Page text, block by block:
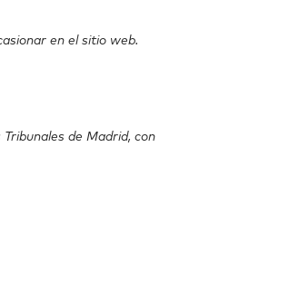
en el sitio web.
de Madrid, con